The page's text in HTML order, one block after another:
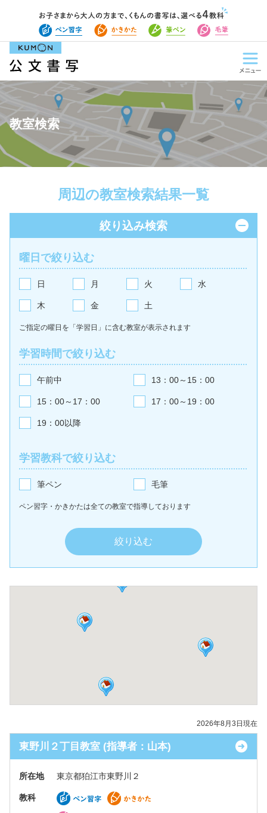
教室検索
周辺の教室検索結果一覧
絞り込み検索
曜日で絞り込む
日 月 火 水
木 金 土
ご指定の曜日を「学習日」に含む教室が表示されます
学習時間で絞り込む
午前中 13：00～15：00
15：00～17：00 17：00～19：00
19：00以降
学習教科で絞り込む
筆ペン 毛筆
ペン習字・かきかたは全ての教室で指導しております
2026年8月3日現在
東野川２丁目教室 (指導者：山本)
所在地 東京都狛江市東野川２
教科